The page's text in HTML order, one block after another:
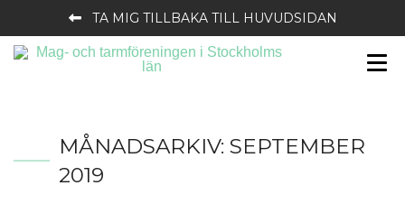
TA MIG TILLBAKA TILL HUVUDSIDAN
MÅNADSARKIV: SEPTEMBER
2019